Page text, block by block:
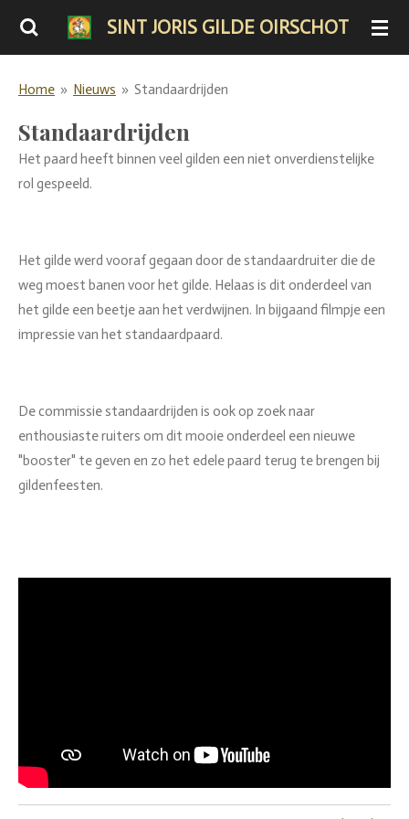
Ga
de
hoofdinhoud
SINT JORIS GILDE OIRSCHOT
Home » Nieuws » Standaardrijden
Standaardrijden
Het paard heeft binnen veel gilden een niet onverdienstelijke
rol gespeeld.
Het gilde werd vooraf gegaan door de standaardruiter die de
weg moest banen voor het gilde. Helaas is dit onderdeel van
het gilde een beetje aan het verdwijnen. In bijgaand filmpje een
impressie van het standaardpaard.
De commissie standaardrijden is ook op zoek naar
enthousiaste ruiters om dit mooie onderdeel een nieuwe
"booster" te geven en zo het edele paard terug te brengen bij
gildenfeesten.